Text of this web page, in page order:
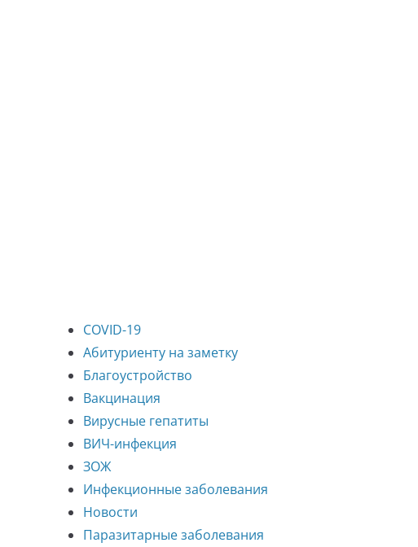
COVID-19
Абитуриенту на заметку
Благоустройство
Вакцинация
Вирусные гепатиты
ВИЧ-инфекция
ЗОЖ
Инфекционные заболевания
Новости
Паразитарные заболевания